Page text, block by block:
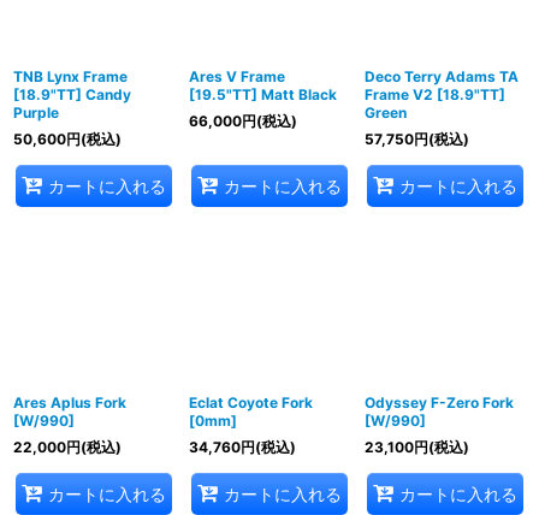
TNB Lynx Frame
[18.9"TT] Candy
Purple
50,600円(税込)
カートに入れる
Ares V Frame
[19.5"TT] Matt Black
66,000円(税込)
カートに入れる
Deco Terry Adams TA
Frame V2 [18.9"TT]
Green
57,750円(税込)
カートに入れる
Ares Aplus Fork
[W/990]
22,000円(税込)
カートに入れる
Eclat Coyote Fork
[0mm]
34,760円(税込)
カートに入れる
Odyssey F-Zero Fork
[W/990]
23,100円(税込)
カートに入れる